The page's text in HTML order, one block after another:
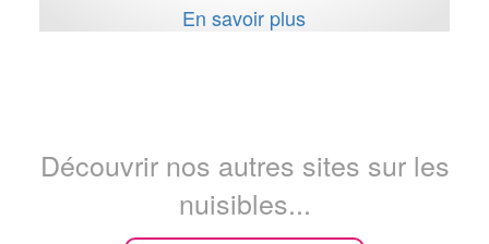
En savoir plus
Découvrir nos autres sites sur les
nuisibles...